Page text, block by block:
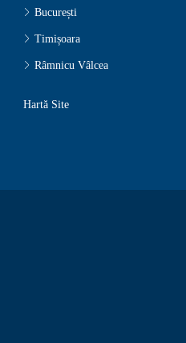
București
Timișoara
Râmnicu Vâlcea
Hartă Site